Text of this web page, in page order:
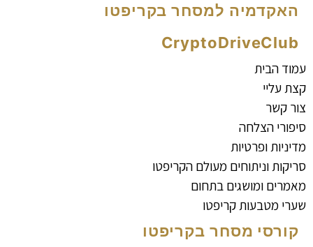
האקדמיה למסחר בקריפטו
CryptoDriveClub
עמוד הבית
קצת עליי
צור קשר
סיפורי הצלחה
מדיניות ופרטיות
סריקות וניתוחים מעולם הקריפטו
מאמרים ומושגים בתחום
שערי מטבעות קריפטו
קורסי מסחר בקריפטו